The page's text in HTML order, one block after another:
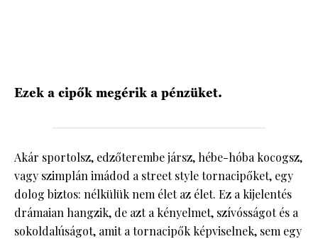
Ezek a cipők megérik a pénzüket.
Akár sportolsz, edzőterembe jársz, hébe-hóba kocogsz,
vagy szimplán imádod a street style tornacipőket, egy
dolog biztos: nélkülük nem élet az élet. Ez a kijelentés
drámaian hangzik, de azt a kényelmet, szívósságot és a
sokoldalúságot, amit a tornacipők képviselnek, sem egy